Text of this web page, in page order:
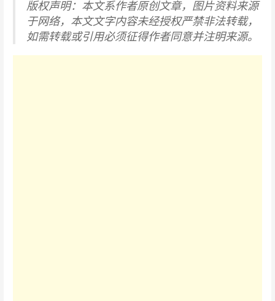
版权声明：本文系作者原创文章，图片资料来源
于网络，本文文字内容未经授权严禁非法转载，
如需转载或引用必须征得作者同意并注明来源。